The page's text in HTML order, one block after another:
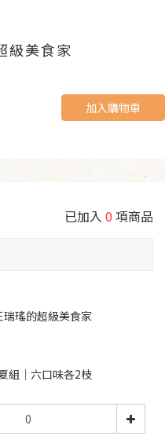
級美食家
加入購物車
已加入 0 項商品
瑤的超級美食家
組｜六口味各2枝